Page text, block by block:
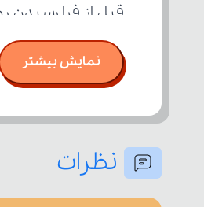
قبل از فرا رسیدن
نمایش بیشتر
نظرات